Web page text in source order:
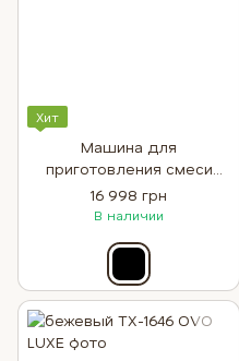
Хит
Машина для
приготовления смеси
FORMULA PRO ADVANCED
від BABY BREZZA
16 998 грн
В наличии